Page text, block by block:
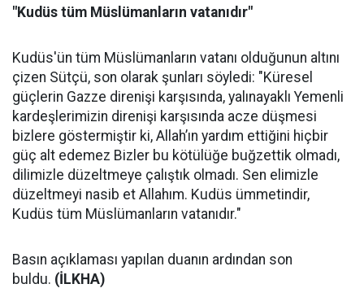
"Kudüs tüm Müslümanların vatanıdır"
Kudüs'ün tüm Müslümanların vatanı olduğunun altını
çizen Sütçü, son olarak şunları söyledi: "Küresel
güçlerin Gazze direnişi karşısında, yalınayaklı Yemenli
kardeşlerimizin direnişi karşısında acze düşmesi
bizlere göstermiştir ki, Allah’ın yardım ettiğini hiçbir
güç alt edemez Bizler bu kötülüğe buğzettik olmadı,
dilimizle düzeltmeye çalıştık olmadı. Sen elimizle
düzeltmeyi nasib et Allahım. Kudüs ümmetindir,
Kudüs tüm Müslümanların vatanıdır."
Basın açıklaması yapılan duanın ardından son
buldu. (İLKHA)